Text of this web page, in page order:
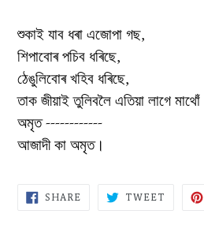
শুকাই যাব ধৰা এজোপা গছ,
শিপাবোৰ পচিব ধৰিছে,
ঠেঙুলিবোৰ খহিব ধৰিছে,
তাক জীয়াই তুলিবলৈ এতিয়া লাগে মাথোঁ
অমৃত ------------
আজাদী কা অমৃত।
SHARE SHARE
TWEET TWEET